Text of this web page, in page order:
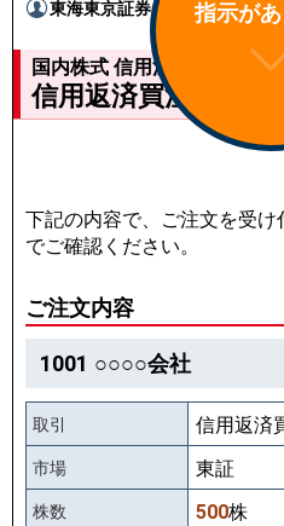
指示が
東海東京証券
国内株式 信用注文
信用返済買注文 -受付-
下記の内容で、ご注文を受
でご確認ください。
ご注文内容
1001 ○○○○会社
取引 信用返済
市場 東証
株数 500株